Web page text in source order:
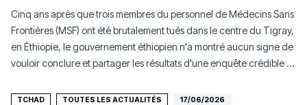
Cinq ans après que trois membres du personnel de Médecins Sans
Frontières (MSF) ont été brutalement tués dans le centre du Tigray,
en Éthiopie, le gouvernement éthiopien n'a montré aucun signe de
vouloir conclure et partager les résultats d'une enquête crédible et
TCHAD TOUTES LES ACTUALITÉS 17/06/2026